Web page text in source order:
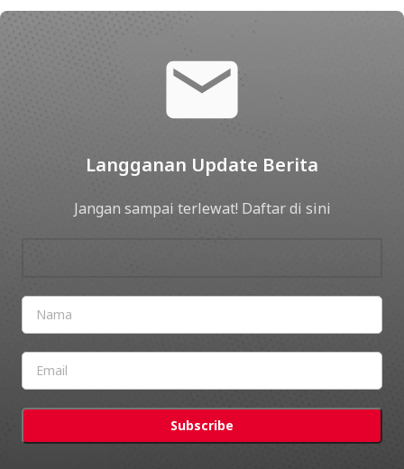
Langganan Update Berita
Jangan sampai terlewat! Daftar di sini